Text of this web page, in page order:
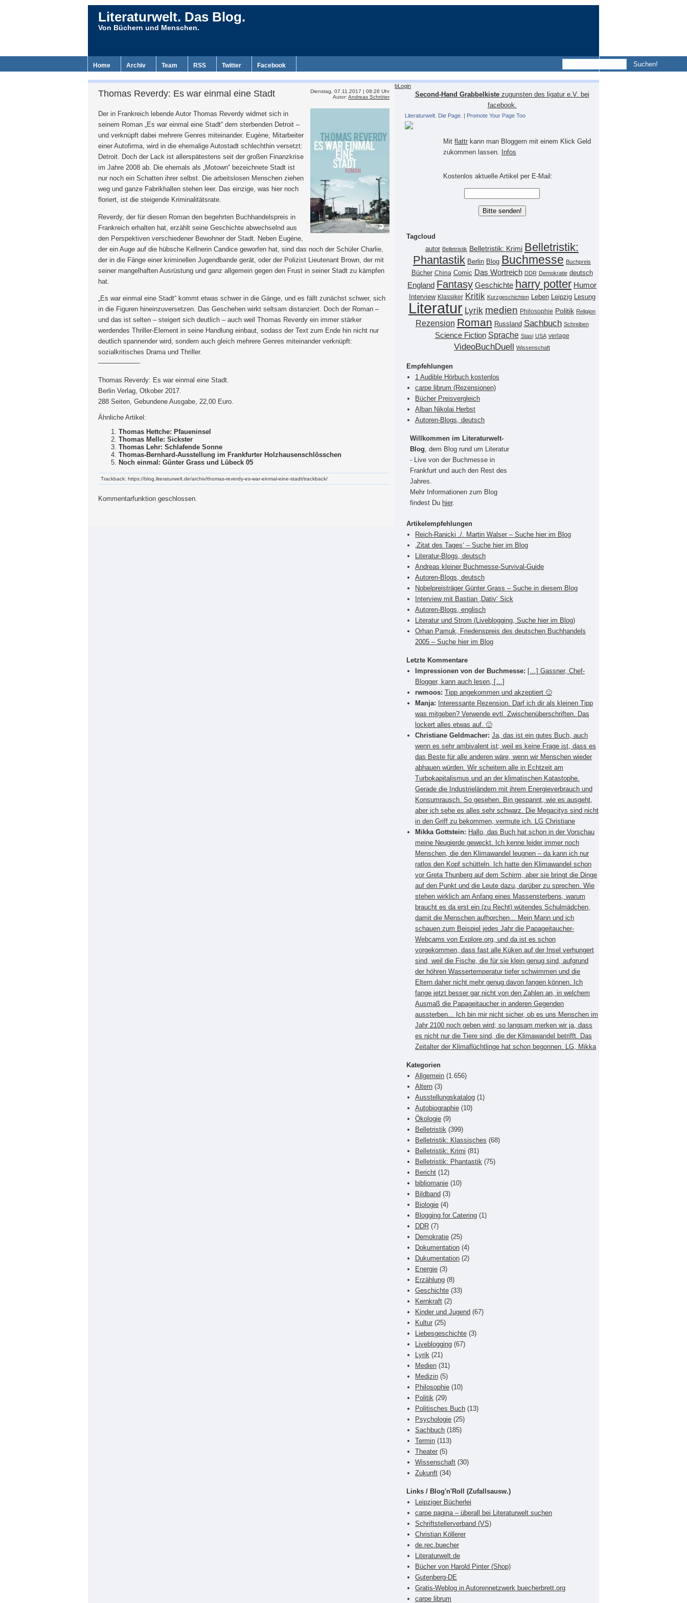
Literaturwelt. Das Blog.
Von Büchern und Menschen.
Home Archiv Team RSS Twitter Facebook
Dienstag, 07.11.2017 | 08:26 Uhr
Autor: Andreas Schröter
Thomas Reverdy: Es war einmal eine Stadt
Der in Frankreich lebende Autor Thomas Reverdy widmet sich in
seinem Roman „Es war einmal eine Stadt“ dem sterbenden Detroit –
und verknüpft dabei mehrere Genres miteinander. Eugène, Mitarbeiter
einer Autofirma, wird in die ehemalige Autostadt schlechthin versetzt:
Detroit. Doch der Lack ist allerspätestens seit der großen Finanzkrise
im Jahre 2008 ab. Die ehemals als „Motown“ bezeichnete Stadt ist
nur noch ein Schatten ihrer selbst. Die arbeitslosen Menschen ziehen
weg und ganze Fabrikhallen stehen leer. Das einzige, was hier noch
floriert, ist die steigende Kriminalitätsrate.
Reverdy, der für diesen Roman den begehrten Buchhandelspreis in
Frankreich erhalten hat, erzählt seine Geschichte abwechselnd aus
den Perspektiven verschiedener Bewohner der Stadt. Neben Eugène,
der ein Auge auf die hübsche Kellnerin Candice geworfen hat, sind das noch der Schüler Charlie,
der in die Fänge einer kriminellen Jugendbande gerät, oder der Polizist Lieutenant Brown, der mit
seiner mangelhaften Ausrüstung und ganz allgemein gegen den Frust in seiner Stadt zu kämpfen
hat.
„Es war einmal eine Stadt“ kommt etwas schwer in die Gänge, und es fällt zunächst schwer, sich
in die Figuren hineinzuversetzen. Das Geschehen wirkt seltsam distanziert. Doch der Roman –
und das ist selten – steigert sich deutlich – auch weil Thomas Reverdy ein immer stärker
werdendes Thriller-Element in seine Handlung einbaut, sodass der Text zum Ende hin nicht nur
deutlich spannender wird, sondern auch gleich mehrere Genres miteinander verknüpft:
sozialkritisches Drama und Thriller.
——————-
Thomas Reverdy: Es war einmal eine Stadt.
Berlin Verlag, Otkober 2017.
288 Seiten, Gebundene Ausgabe, 22,00 Euro.
Ähnliche Artikel:
Thomas Hettche: Pfaueninsel
Thomas Melle: Sickster
Thomas Lehr: Schlafende Sonne
Thomas-Bernhard-Ausstellung im Frankfurter Holzhausenschlösschen
Noch einmal: Günter Grass und Lübeck 05
Trackback: https://blog.literaturwelt.de/archiv/thomas-reverdy-es-war-einmal-eine-stadt/trackback/
Kommentarfunktion geschlossen.
bLogin
Second-Hand Grabbelkistezugunsten des ligatur e.V. bei
facebook.
Literaturwelt. Die Page. | Promote Your Page Too
Mit flattr kann man Bloggern mit einem Klick Geld
zukommen lassen.
Infos
Kostenlos aktuelle Artikel per E-Mail:
Tagcloud
autor Belletristik Belletristik: Krimi Belletristik:
Phantastik Berlin Blog Buchmesse Buchpreis
Bücher China Comic Das Wortreich DDR Demokratie deutsch
England Fantasy Geschichte harry potter Humor
Interview Klassiker Kritik Kurzgeschichten Leben Leipzig Lesung
Literatur Lyrik medien Philosophie Politik Religion
Rezension Roman Russland Sachbuch Schreiben
Science Fiction Sprache Stasi USA verlage
VideoBuchDuell Wissenschaft
Empfehlungen
1 Audible Hörbuch kostenlos
carpe librum (Rezensionen)
Bücher Preisvergleich
Alban Nikolai Herbst
Autoren-Blogs, deutsch
Willkommen im Literaturwelt-
Blog , dem Blog rund um Literatur
- Live von der Buchmesse in
Frankfurt und auch den Rest des
Jahres.
Mehr Informationen zum Blog
findest Du hier.
Artikelempfehlungen
Reich-Ranicki ./. Martin Walser – Suche hier im Blog
‚Zitat des Tages‘ – Suche hier im Blog
Literatur-Blogs, deutsch
Andreas kleiner Buchmesse-Survival-Guide
Autoren-Blogs, deutsch
Nobelpreisträger Günter Grass – Suche in diesem Blog
Interview mit Bastian ‚Dativ‘ Sick
Autoren-Blogs, englisch
Literatur und Strom (Liveblogging, Suche hier im Blog)
Orhan Pamuk, Friedenspreis des deutschen Buchhandels
2005 – Suche hier im Blog
Letzte Kommentare
Impressionen von der Buchmesse: […] Gassner, Chef-
Blogger, kann auch lesen, […]
rwmoos: Tipp angekommen und akzeptiert 🙂
Manja:
Interessante Rezension. Darf ich dir als kleinen Tipp
was mitgeben? Verwende evtl. Zwischenüberschriften. Das
lockert alles etwas auf. 🙂
Christiane Geldmacher: Ja, das ist ein gutes Buch, auch
wenn es sehr ambivalent ist; weil es keine Frage ist, dass es
das Beste für alle anderen wäre, wenn wir Menschen wieder
abhauen würden. Wir scheitern alle in Echtzeit am
Turbokapitalismus und an der klimatischen Katastophe.
Gerade die Industrieländern mit ihrem Energieverbrauch und
Konsumrausch. So gesehen. Bin gespannt, wie es ausgeht,
aber ich sehe es alles sehr schwarz. Die Megacitys sind nicht
in den Griff zu bekommen, vermute ich. LG Christiane
Mikka Gottstein: Hallo, das Buch hat schon in der Vorschau
meine Neugierde geweckt. Ich kenne leider immer noch
Menschen, die den Klimawandel leugnen – da kann ich nur
ratlos den Kopf schütteln. Ich hatte den Klimawandel schon
vor Greta Thunberg auf dem Schirm, aber sie bringt die Dinge
auf den Punkt und die Leute dazu, darüber zu sprechen. Wie
stehen wirklich am Anfang eines Massensterbens, warum
braucht es da erst ein (zu Recht) wütendes Schulmädchen,
damit die Menschen aufhorchen... Mein Mann und ich
schauen zum Beispiel jedes Jahr die Papageitaucher-
Webcams von Explore.org, und da ist es schon
vorgekommen, dass fast alle Küken auf der Insel verhungert
sind, weil die Fische, die für sie klein genug sind, aufgrund
der höhren Wassertemperatur tiefer schwimmen und die
Eltern daher nicht mehr genug davon fangen können. Ich
fange jetzt besser gar nicht von den Zahlen an, in welchem
Ausmaß die Papageitaucher in anderen Gegenden
aussterben... Ich bin mir nicht sicher, ob es uns Menschen im
Jahr 2100 noch geben wird; so langsam merken wir ja, dass
es nicht nur die Tiere sind, die der Klimawandel betrifft. Das
Zeitalter der Klimaflüchtlinge hat schon begonnen. LG, Mikka
Kategorien
Allgemein (1.656)
Altern (3)
Ausstellungskatalog (1)
Autobiographie (10)
Ökologie (9)
Belletristik (399)
Belletristik: Klassisches (68)
Belletristik: Krimi (81)
Belletristik: Phantastik (75)
Bericht (12)
bibliomanie (10)
Bildband (3)
Biologie (4)
Blogging for Catering (1)
DDR (7)
Demokratie (25)
Dokumentation (4)
Dukumentation (2)
Energie (3)
Erzählung (8)
Geschichte (33)
Kernkraft (2)
Kinder und Jugend (67)
Kultur (25)
Liebesgeschichte (3)
Liveblogging (67)
Lyrik (21)
Medien (31)
Medizin (5)
Philosophie (10)
Politik (29)
Politisches Buch (13)
Psychologie (25)
Sachbuch (185)
Termin (113)
Theater (5)
Wissenschaft (30)
Zukunft (34)
Links / Blog'n'Roll (Zufallsausw.)
Leipziger Bücherlei
carpe pagina – überall bei Literaturwelt suchen
Schriftstellerverband (VS)
Christian Köllerer
de.rec.buecher
Literaturwelt.de
Bücher von Harold Pinter (Shop)
Gutenberg-DE
Gratis-Weblog in Autorennetzwerk buecherbrett.org
carpe librum